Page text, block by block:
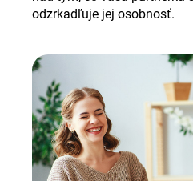
odzrkadľuje jej osobnosť.